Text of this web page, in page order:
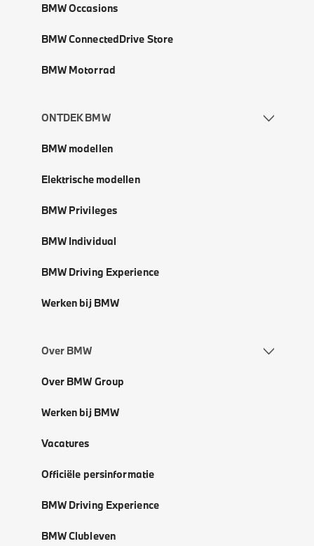
BMW Occasions
BMW ConnectedDrive Store
BMW Motorrad
ONTDEK BMW
BMW modellen
Elektrische modellen
BMW Privileges
BMW Individual
BMW Driving Experience
Werken bij BMW
Over BMW
Over BMW Group
Werken bij BMW
Vacatures
Officiële persinformatie
BMW Driving Experience
BMW Clubleven